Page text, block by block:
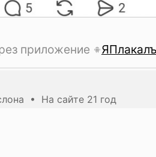
приложение
• На сайте 21 год